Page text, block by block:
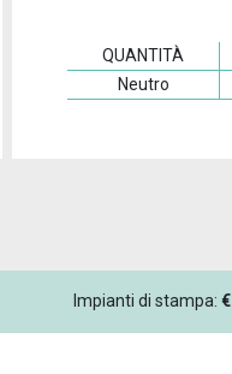
QUANTITÀ
Neutro
Impianti di stampa:€